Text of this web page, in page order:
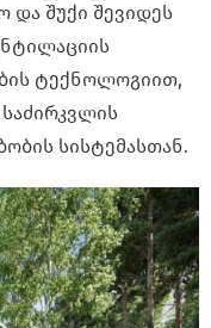
და შუქი შევიდეს
ტექნოლოგიით,
სისტემასთან.